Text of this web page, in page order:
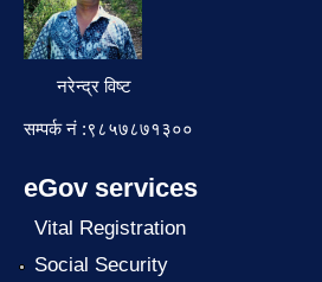
नरेन्द्र विष्ट
सम्पर्क नं :९८५७८७१३००
eGov services
Vital Registration
Social Security